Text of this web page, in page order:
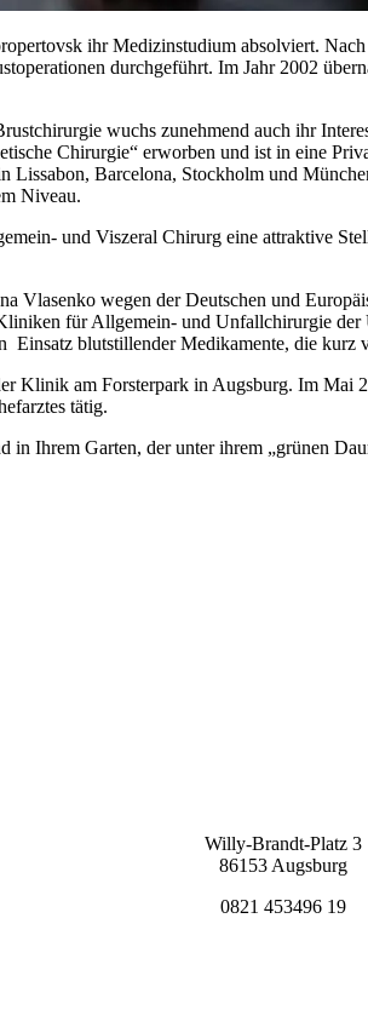
ihr Medizinstudium absolviert.
durchgeführt. Im Jahr 2002
wuchs zunehmend auch ihr
Chirurgie“ erworben und ist in eine
Lissabon, Barcelona, Stockholm und
Niveau.
und Viszeral Chirurg eine attraktive
Vlasenko wegen der Deutschen und
für Allgemein- und Unfallchirurgie
blutstillender Medikamente, die kurz
Klinik am Forsterpark in Augsburg. Im Mai
tätig.
Ihrem Garten, der unter ihrem „grünen
Willy-Brandt-Platz 3
86153 Augsburg
0821 453496 19